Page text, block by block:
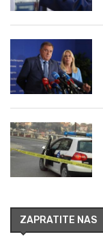
ZAPRATITE NAS